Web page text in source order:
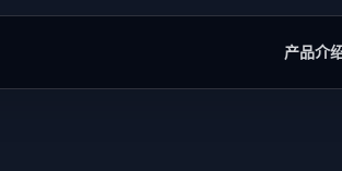
产品介